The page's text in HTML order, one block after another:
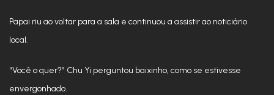
Papai riu ao voltar para a sala e continuou a assistir ao noticiário
local.
“Você o quer?” Chu Yi perguntou baixinho, como se estivesse
envergonhado.